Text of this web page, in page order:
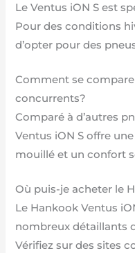
Le Ventus iON S est
Pour des conditions
d’opter pour des
Comment se compare
concurrents?
Comparé à d’autres
Ventus iON S offre
mouillé et un confort
Où puis-je acheter le
Le Hankook Ventus
nombreux détaillants
Vérifiez sur des sites